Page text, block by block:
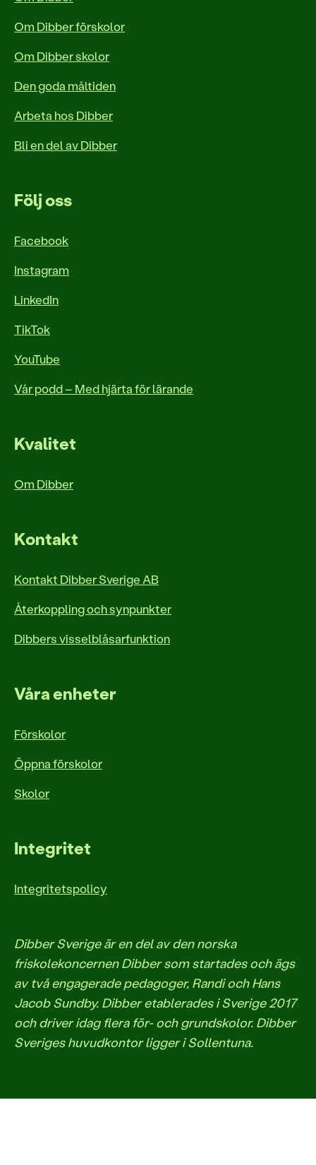
Om Dibber förskolor
Om Dibber skolor
Den goda måltiden
Arbeta hos Dibber
Bli en del av Dibber
Följ oss
Facebook
Instagram
LinkedIn
TikTok
YouTube
Vår podd – Med hjärta för lärande
Kvalitet
Om Dibber
Kontakt
Kontakt Dibber Sverige AB
Återkoppling och synpunkter
Dibbers visselblåsarfunktion
Våra enheter
Förskolor
Öppna förskolor
Skolor
Integritet
Integritetspolicy
Dibber Sverige är en del av den norska
friskolekoncernen Dibber som startades och ägs
av två engagerade pedagoger, Randi och Hans
Jacob Sundby. Dibber etablerades i Sverige 2017
och driver idag flera för- och grundskolor. Dibber
Sveriges huvudkontor ligger i Sollentuna.